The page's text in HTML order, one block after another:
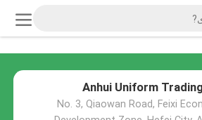
Anhui Uniform
No. 3, Qiaowan Road, Feixi